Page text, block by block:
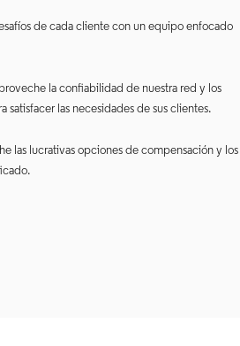
de cada cliente con un equipo enfocado
la confiabilidad de nuestra red y los
las necesidades de sus clientes.
las lucrativas opciones de compensación y los